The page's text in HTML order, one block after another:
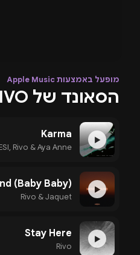
מופעל באמצעות Apple Music
הסאונד של RIVO
▶
Karma
Rivo & Aya Anne
▶
(Baby Baby)
Rivo & Jaquet
▶
Stay Here
Rivo